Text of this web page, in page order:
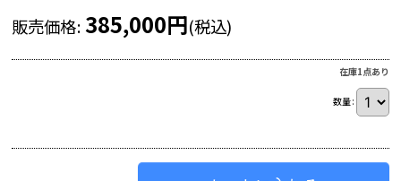
販売価格: 385,000円(税込)
在庫1点あり
数量: